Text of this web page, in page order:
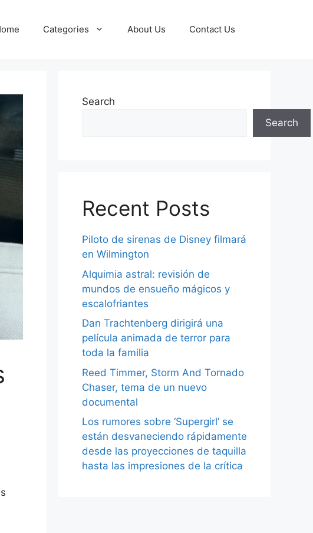
Categories About Us Contact Us
Search
Search
Recent Posts
Piloto de sirenas de Disney filmará
en Wilmington
Alquimia astral: revisión de
mundos de ensueño mágicos y
escalofriantes
Dan Trachtenberg dirigirá una
película animada de terror para
toda la familia
Reed Timmer, Storm And Tornado
Chaser, tema de un nuevo
documental
Los rumores sobre ‘Supergirl’ se
están desvaneciendo rápidamente
desde las proyecciones de taquilla
hasta las impresiones de la crítica